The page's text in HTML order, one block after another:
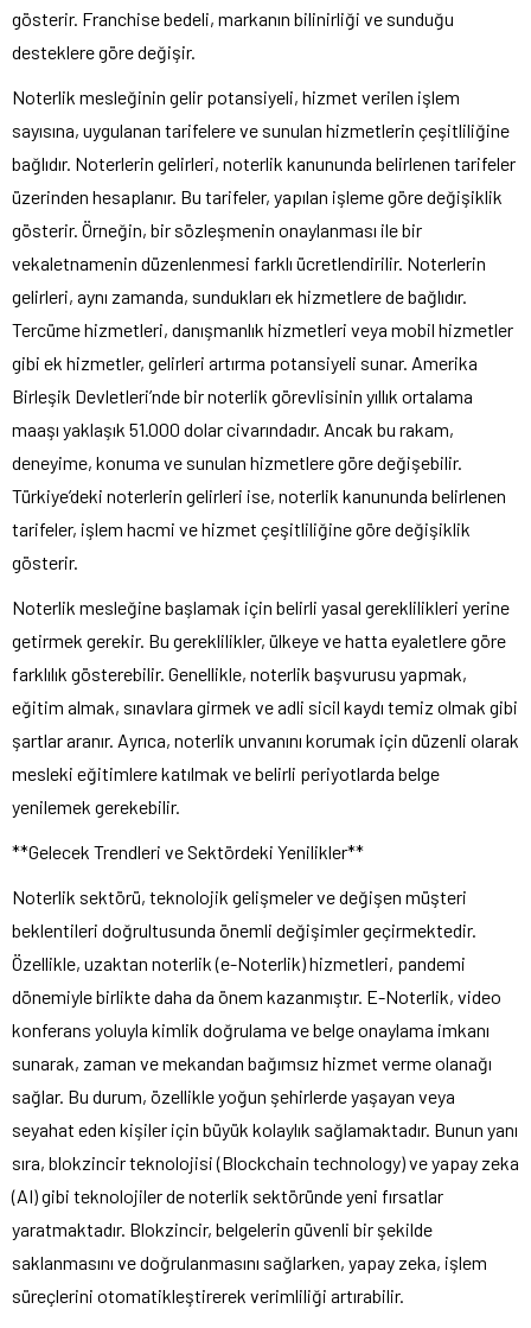
gösterir. Franchise bedeli, markanın bilinirliği ve sunduğu
desteklere göre değişir.
Noterlik mesleğinin gelir potansiyeli, hizmet verilen işlem
sayısına, uygulanan tarifelere ve sunulan hizmetlerin çeşitliliğine
bağlıdır. Noterlerin gelirleri, noterlik kanununda belirlenen tarifeler
üzerinden hesaplanır. Bu tarifeler, yapılan işleme göre değişiklik
gösterir. Örneğin, bir sözleşmenin onaylanması ile bir
vekaletnamenin düzenlenmesi farklı ücretlendirilir. Noterlerin
gelirleri, aynı zamanda, sundukları ek hizmetlere de bağlıdır.
Tercüme hizmetleri, danışmanlık hizmetleri veya mobil hizmetler
gibi ek hizmetler, gelirleri artırma potansiyeli sunar. Amerika
Birleşik Devletleri’nde bir noterlik görevlisinin yıllık ortalama
maaşı yaklaşık 51.000 dolar civarındadır. Ancak bu rakam,
deneyime, konuma ve sunulan hizmetlere göre değişebilir.
Türkiye’deki noterlerin gelirleri ise, noterlik kanununda belirlenen
tarifeler, işlem hacmi ve hizmet çeşitliliğine göre değişiklik
gösterir.
Noterlik mesleğine başlamak için belirli yasal gereklilikleri yerine
getirmek gerekir. Bu gereklilikler, ülkeye ve hatta eyaletlere göre
farklılık gösterebilir. Genellikle, noterlik başvurusu yapmak,
eğitim almak, sınavlara girmek ve adli sicil kaydı temiz olmak gibi
şartlar aranır. Ayrıca, noterlik unvanını korumak için düzenli olarak
mesleki eğitimlere katılmak ve belirli periyotlarda belge
yenilemek gerekebilir.
**Gelecek Trendleri ve Sektördeki Yenilikler**
Noterlik sektörü, teknolojik gelişmeler ve değişen müşteri
beklentileri doğrultusunda önemli değişimler geçirmektedir.
Özellikle, uzaktan noterlik (e-Noterlik) hizmetleri, pandemi
dönemiyle birlikte daha da önem kazanmıştır. E-Noterlik, video
konferans yoluyla kimlik doğrulama ve belge onaylama imkanı
sunarak, zaman ve mekandan bağımsız hizmet verme olanağı
sağlar. Bu durum, özellikle yoğun şehirlerde yaşayan veya
seyahat eden kişiler için büyük kolaylık sağlamaktadır. Bunun yanı
sıra, blokzincir teknolojisi (Blockchain technology) ve yapay zeka
(AI) gibi teknolojiler de noterlik sektöründe yeni fırsatlar
yaratmaktadır. Blokzincir, belgelerin güvenli bir şekilde
saklanmasını ve doğrulanmasını sağlarken, yapay zeka, işlem
süreçlerini otomatikleştirerek verimliliği artırabilir.